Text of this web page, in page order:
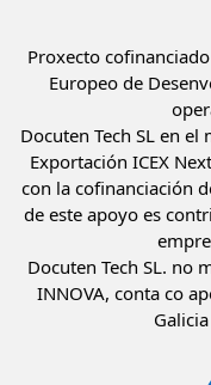
Proxecto
Europeo de
Docuten Tech SL en
Exportación ICEX
con la cofinanciación
de este apoyo es
Docuten Tech SL. no
INNOVA, conta co